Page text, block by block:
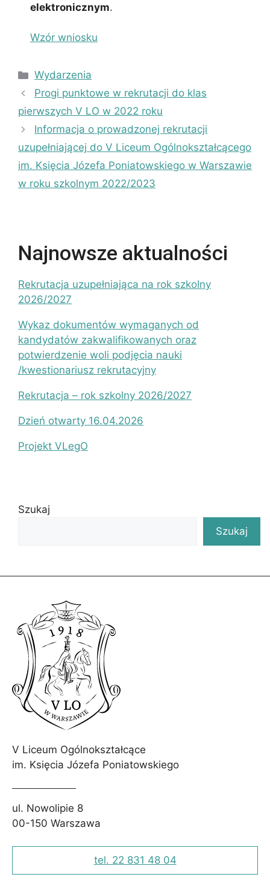
elektronicznym.
Wzór wniosku
Kategorie
Wydarzenia
Progi punktowe w rekrutacji do klas
pierwszych V LO w 2022 roku
Informacja o prowadzonej rekrutacji
uzupełniającej do V Liceum Ogólnokształcącego
im. Księcia Józefa Poniatowskiego w Warszawie
w roku szkolnym 2022/2023
Najnowsze aktualności
Rekrutacja uzupełniająca na rok szkolny
2026/2027
Wykaz dokumentów wymaganych od
kandydatów zakwalifikowanych oraz
potwierdzenie woli podjęcia nauki
/kwestionariusz rekrutacyjny
Rekrutacja – rok szkolny 2026/2027
Dzień otwarty 16.04.2026
Projekt VLegO
Szukaj
Szukaj
V Liceum Ogólnokształcące
im. Księcia Józefa Poniatowskiego
ul. Nowolipie 8
00-150 Warszawa
tel. 22 831 48 04